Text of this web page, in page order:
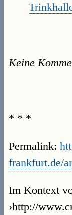
Keine
* * *
Permalink:
frankfurt.de/
Im Kontext
›http://